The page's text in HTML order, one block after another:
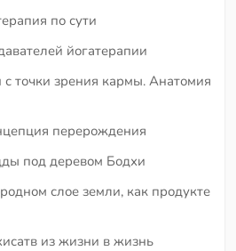
по сути
йогатерапии
с точки зрения кармы. Анатомия
перерождения
под деревом Бодхи
слое земли, как продукте
из жизни в жизнь